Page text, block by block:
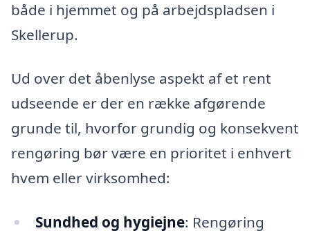
både i hjemmet og på arbejdspladsen i
Skellerup.
Ud over det åbenlyse aspekt af et rent
udseende er der en række afgørende
grunde til, hvorfor grundig og konsekvent
rengøring bør være en prioritet i enhvert
hvem eller virksomhed:
Sundhed og hygiejne: Rengøring